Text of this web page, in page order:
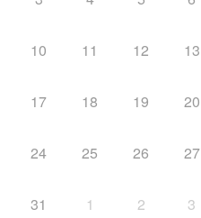
10 11 12 13
17 18 19 20
24 25 26 27
31 1 2 3